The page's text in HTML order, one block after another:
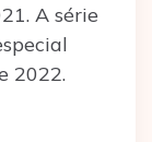
A série
2022.